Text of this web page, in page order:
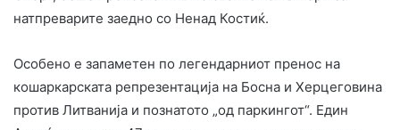
натпреварите заедно со Ненад Костиќ.
Особено е запаметен по легендарниот пренос на
кошаркарската репрезентација на Босна и Херцеговина
против Литванија и познатото „од паркингот“. Един